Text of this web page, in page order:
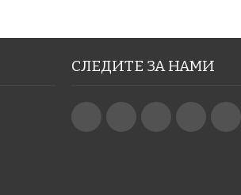
СЛЕДИТЕ ЗА НАМИ